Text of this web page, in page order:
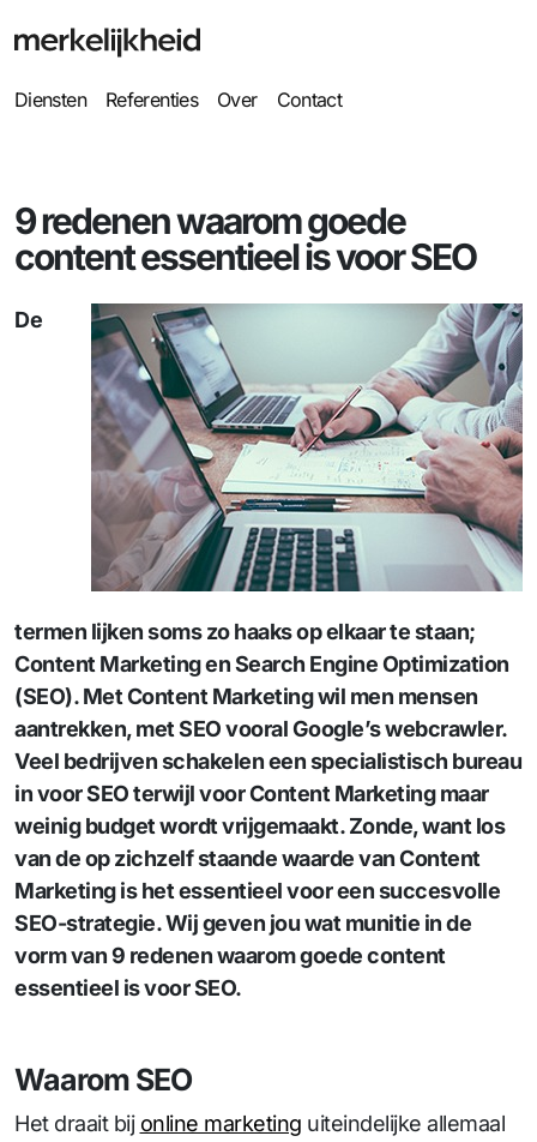
Diensten Referenties Over Contact
9 redenen waarom goede
content essentieel is voor SEO
De
termen lijken soms zo haaks op elkaar te staan;
Content Marketing en Search Engine Optimization
(SEO). Met Content Marketing wil men mensen
aantrekken, met SEO vooral Google’s webcrawler.
Veel bedrijven schakelen een specialistisch bureau
in voor SEO terwijl voor Content Marketing maar
weinig budget wordt vrijgemaakt. Zonde, want los
van de op zichzelf staande waarde van Content
Marketing is het essentieel voor een succesvolle
SEO-strategie. Wij geven jou wat munitie in de
vorm van 9 redenen waarom goede content
essentieel is voor SEO.
Waarom SEO
Het draait bij online marketing uiteindelijke allemaal